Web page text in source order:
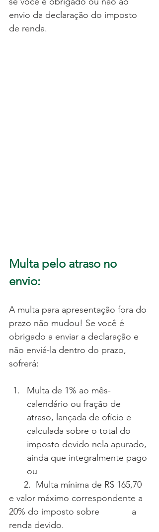
envio da declaração do imposto
de renda.
Multa pelo atraso no
envio:
A multa para apresentação fora do
prazo não mudou! Se você é
obrigado a enviar a declaração e
não enviá-la dentro do prazo,
sofrerá:
Multa de 1% ao mês-
calendário ou fração de
atraso, lançada de ofício e
calculada sobre o total do
imposto devido nela apurado,
ainda que integralmente pago
ou
e valor máximo correspondente a
20% do imposto sobre             a
renda devido.